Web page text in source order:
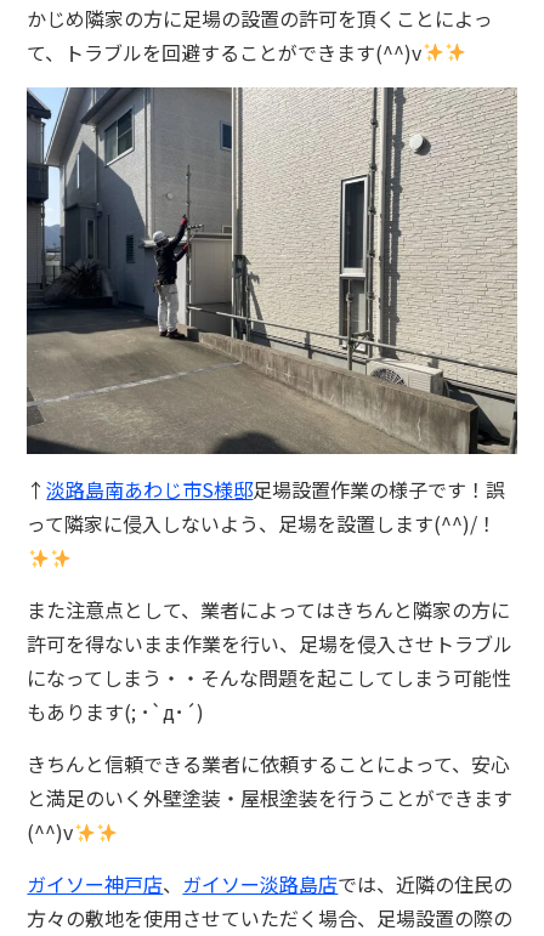
かじめ隣家の方に足場の設置の許可を頂くことによっ
て、トラブルを回避することができます(^^)v
↑淡路島南あわじ市S様邸足場設置作業の様子です！誤
って隣家に侵入しないよう、足場を設置します(^^)/！
また注意点として、業者によってはきちんと隣家の方に
許可を得ないまま作業を行い、足場を侵入させトラブル
になってしまう・・そんな問題を起こしてしまう可能性
もあります(; ･`д･´)
きちんと信頼できる業者に依頼することによって、安心
と満足のいく外壁塗装・屋根塗装を行うことができます
(^^)v
ガイソー神戸店、 ガイソー淡路島店では、近隣の住民の
方々の敷地を使用させていただく場合、足場設置の際の